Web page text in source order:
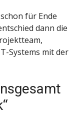
für Ende
dann die
Systems mit der